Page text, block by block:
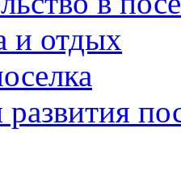
и отдых